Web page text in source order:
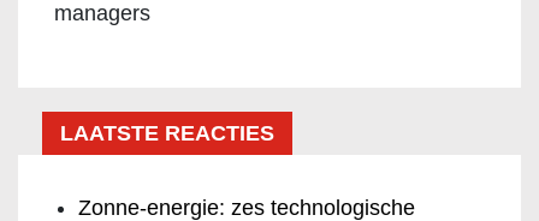
managers
LAATSTE REACTIES
Zonne-energie: zes technologische